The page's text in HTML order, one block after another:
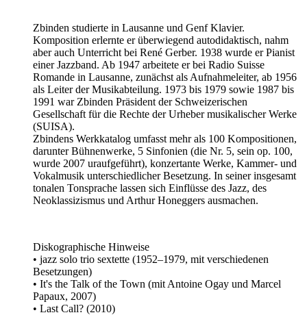
Zbinden studierte in Lausanne und Genf Klavier.
Komposition erlernte er überwiegend autodidaktisch, nahm
aber auch Unterricht bei René Gerber. 1938 wurde er Pianist
einer Jazzband. Ab 1947 arbeitete er bei Radio Suisse
Romande in Lausanne, zunächst als Aufnahmeleiter, ab 1956
als Leiter der Musikabteilung. 1973 bis 1979 sowie 1987 bis
1991 war Zbinden Präsident der Schweizerischen
Gesellschaft für die Rechte der Urheber musikalischer Werke
(SUISA).
Zbindens Werkkatalog umfasst mehr als 100 Kompositionen,
darunter Bühnenwerke, 5 Sinfonien (die Nr. 5, sein op. 100,
wurde 2007 uraufgeführt), konzertante Werke, Kammer- und
Vokalmusik unterschiedlicher Besetzung. In seiner insgesamt
tonalen Tonsprache lassen sich Einflüsse des Jazz, des
Neoklassizismus und Arthur Honeggers ausmachen.
Diskographische Hinweise
• jazz solo trio sextette (1952–1979, mit verschiedenen
Besetzungen)
• It's the Talk of the Town (mit Antoine Ogay und Marcel
Papaux, 2007)
• Last Call? (2010)